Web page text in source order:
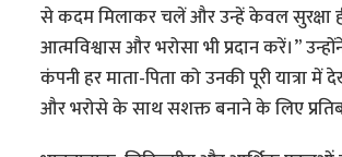
से कदम मिलाकर चलें और उन्हें केवल सुरक्षा
आत्मविश्वास और भरोसा भी प्रदान करें।”
कंपनी हर माता-पिता को उनकी पूरी यात्रा में
और भरोसे के साथ सशक्त बनाने के लिए